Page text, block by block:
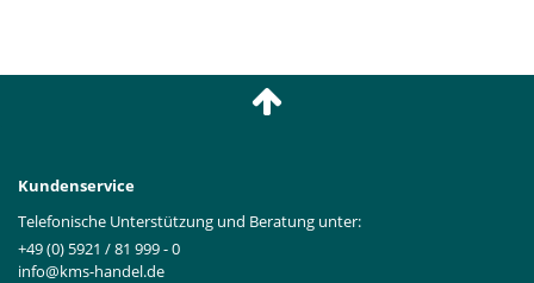
Kundenservice
Telefonische Unterstützung und Beratung unter:
+49 (0) 5921 / 81 999 - 0
info@kms-handel.de